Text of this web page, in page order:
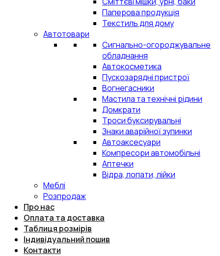
Паперова продукція
Текстиль для дому
Автотовари
Сигнально-огороджувальне
обладнання
Автокосметика
Пускозарядні пристрої
Вогнегасники
Мастила та технічні рідини
Домкрати
Троси буксирувальні
Знаки аварійної зупинки
Автоаксесуари
Компресори автомобільні
Аптечки
Відра, лопати, лійки
Меблі
Розпродаж
Про нас
Оплата та доставка
Таблиця розмірів
Індивідуальний пошив
Контакти